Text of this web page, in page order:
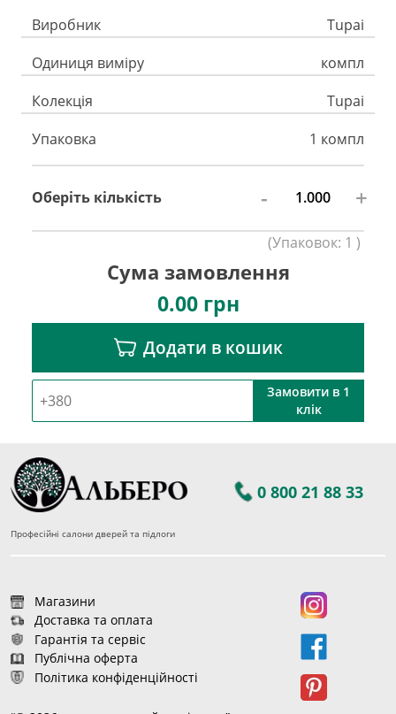
Виробник
Tupai
Одиниця виміру
компл
Колекція
Tupai
Упаковка
1 компл
Оберіть кількість - +
(Упаковок: 1 )
Сума замовлення
0.00грн
Додати в кошик
Замовити в 1
клік
0 800 21 88 33
Професійні салони дверей та підлоги
Магазини
Доставка та оплата
Гарантія та сервіс
Публічна оферта
Політика конфіденційності